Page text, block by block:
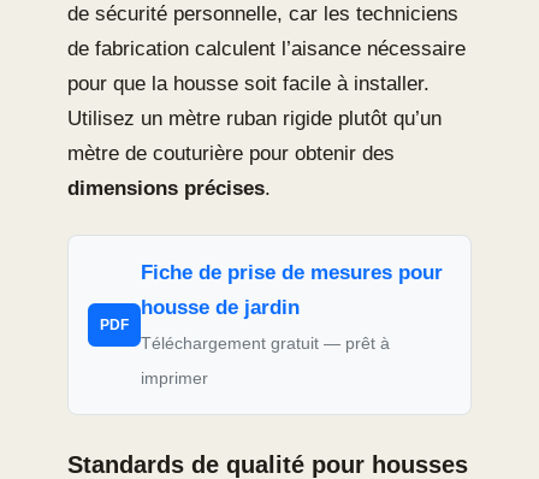
de sécurité personnelle, car les techniciens
de fabrication calculent l’aisance nécessaire
pour que la housse soit facile à installer.
Utilisez un mètre ruban rigide plutôt qu’un
mètre de couturière pour obtenir des
dimensions précises.
PDF
Fiche de prise de mesures pour
housse de jardin
Téléchargement gratuit — prêt à
imprimer
Standards de qualité pour housses